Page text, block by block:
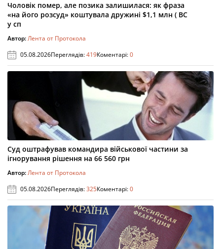
Чоловік помер, але позика залишилася: як фраза
«на його розсуд» коштувала дружині $1,1 млн ( ВС
у сп
Автор:Лента от Протокола
05.08.2026Переглядів:419Коментарі:0
Суд оштрафував командира військової частини за
ігнорування рішення на 66 560 грн
Автор:Лента от Протокола
05.08.2026Переглядів:325Коментарі:0